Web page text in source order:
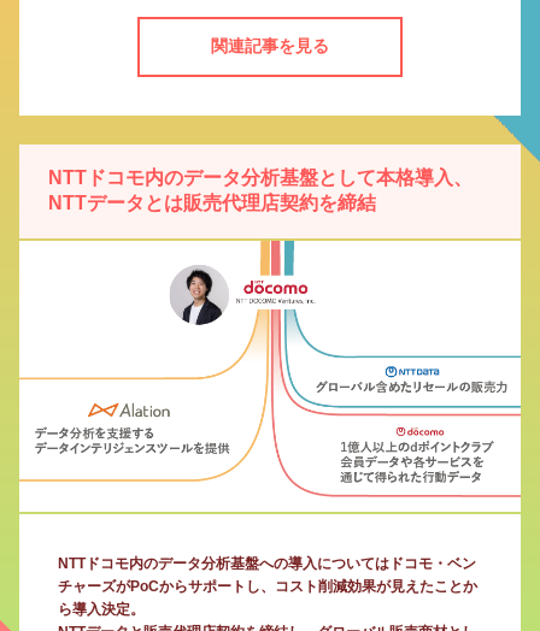
関連記事を見る
NTTドコモ内のデータ分析基盤として本格導入、
NTTデータとは販売代理店契約を締結
NTTドコモ内のデータ分析基盤への導入についてはドコモ・ベン
チャーズがPoCからサポートし、コスト削減効果が見えたことか
ら導入決定。